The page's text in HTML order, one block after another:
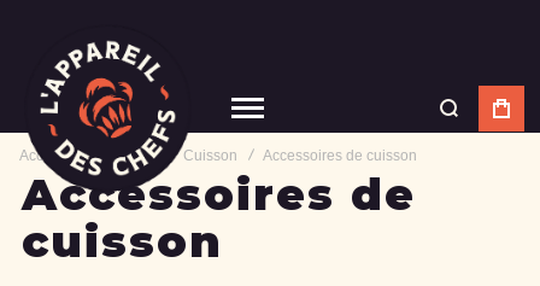
Accueil Matériel Cuisson Accessoires de cuisson
Accessoires de
cuisson